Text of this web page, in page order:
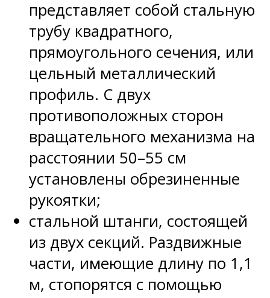
представляет собой стальную
трубу квадратного,
прямоугольного сечения, или
цельный металлический
профиль. С двух
противоположных сторон
вращательного механизма на
расстоянии 50–55 см
установлены обрезиненные
рукоятки;
стальной штанги, состоящей
из двух секций. Раздвижные
части, имеющие длину по 1,1
м, стопорятся с помощью